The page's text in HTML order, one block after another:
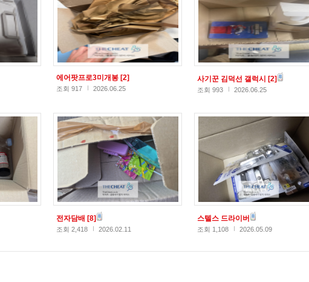
에어팟프로3미개봉 [2]
조회 917 2026.06.25
사기꾼 김덕선 갤럭시 [2]
조회 993 2026.06.25
전자담배 [8]
조회 2,418 2026.02.11
스텔스 드라이버
조회 1,108 2026.05.09